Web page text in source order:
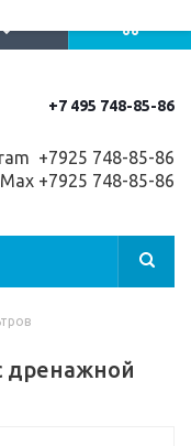
+7 495 748-85-86
+7925 748-85-86
Max +7925 748-85-86
дренажной